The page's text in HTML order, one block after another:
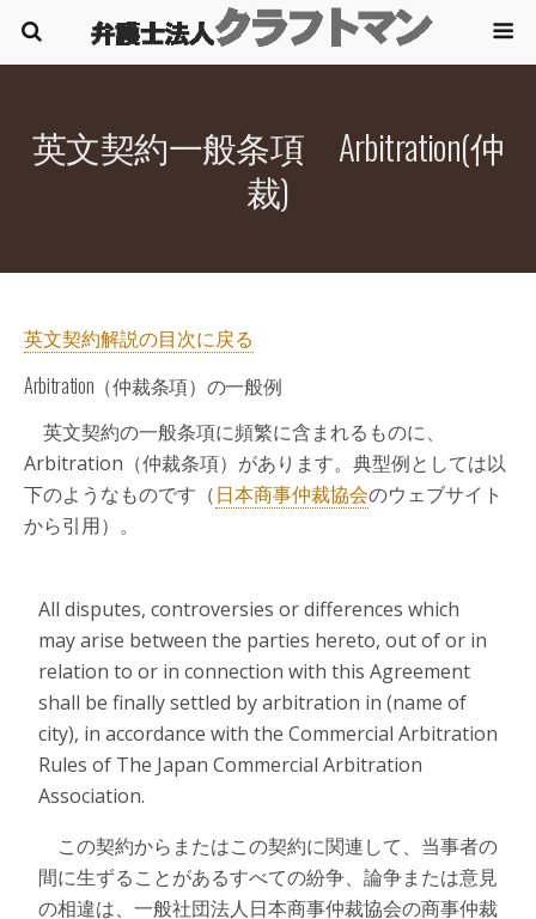
英文契約一般条項 Arbitration(仲
裁)
英文契約解説の目次に戻る
Arbitration（仲裁条項）の一般例
英文契約の一般条項に頻繁に含まれるものに、
Arbitration（仲裁条項）があります。典型例としては以
下のようなものです（日本商事仲裁協会のウェブサイト
から引用）。
All disputes, controversies or differences which
may arise between the parties hereto, out of or in
relation to or in connection with this Agreement
shall be finally settled by arbitration in (name of
city), in accordance with the Commercial Arbitration
Rules of The Japan Commercial Arbitration
Association.
この契約からまたはこの契約に関連して、当事者の
間に生ずることがあるすべての紛争、論争または意見
の相違は、一般社団法人日本商事仲裁協会の商事仲裁